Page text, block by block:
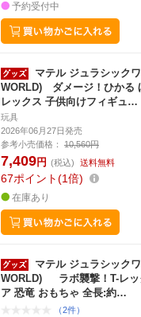
予約受付中
マテル ジュラシック
WORLD) ダメージ！ひかる
レックス 子供向けフィギュ…
玩具
2026年06月27日発売
参考小売価格：
10,560円
7,409円 (税込) 送料無料
67ポイント 1倍
在庫あり
マテル ジュラシック
WORLD) ラボ襲撃！T-レッ
ア 恐竜 おもちゃ 全長:約…
（2件）